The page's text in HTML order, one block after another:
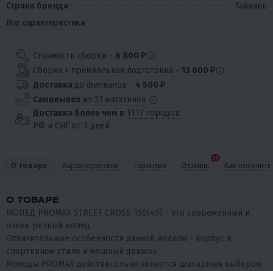
Страна бренда
Тайвань
Все характеристики
Стоимость сборки - 6 800 ₽
Сборка + премиальная подготовка - 13 800 ₽
Доставкадо филиалов - 4 500 ₽
Самовывоз из 33 магазинов
Доставка более чем в 1117 городов
РФ и СНГ от 3 дней
О товаре Характеристики Гарантия Отзывы
26
Как получить
О ТОВАРЕ
МОПЕД PROMAX STREET CROSS 150(49) - это современный и
очень резвый мопед.
Отличительные особенности данной модели - корпус в
спортивном стиле и мощный движок.
Мопеды PROMAX действительно является шикарным выбором